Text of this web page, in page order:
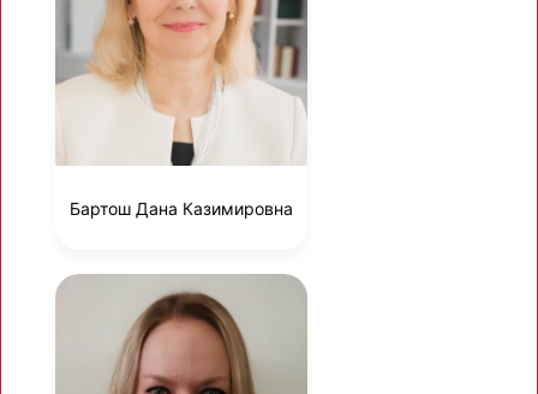
Бартош Дана Казимировна